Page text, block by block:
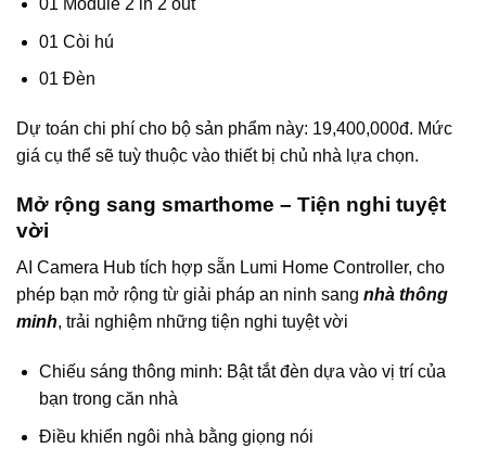
01 Module 2 in 2 out
01 Còi hú
01 Đèn
Dự toán chi phí cho bộ sản phẩm này: 19,400,000đ. Mức
giá cụ thể sẽ tuỳ thuộc vào thiết bị chủ nhà lựa chọn.
Mở rộng sang smarthome – Tiện nghi tuyệt
vời
AI Camera Hub tích hợp sẵn Lumi Home Controller, cho
phép bạn mở rộng từ giải pháp an ninh sang nhà thông
minh, trải nghiệm những tiện nghi tuyệt vời
Chiếu sáng thông minh: Bật tắt đèn dựa vào vị trí của
bạn trong căn nhà
Điều khiển ngôi nhà bằng giọng nói